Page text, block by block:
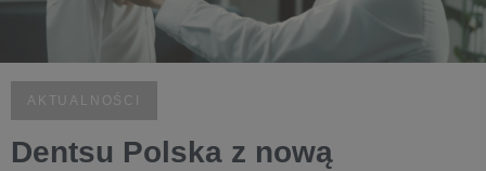
AKTUALNOŚCI
Dentsu Polska z nową